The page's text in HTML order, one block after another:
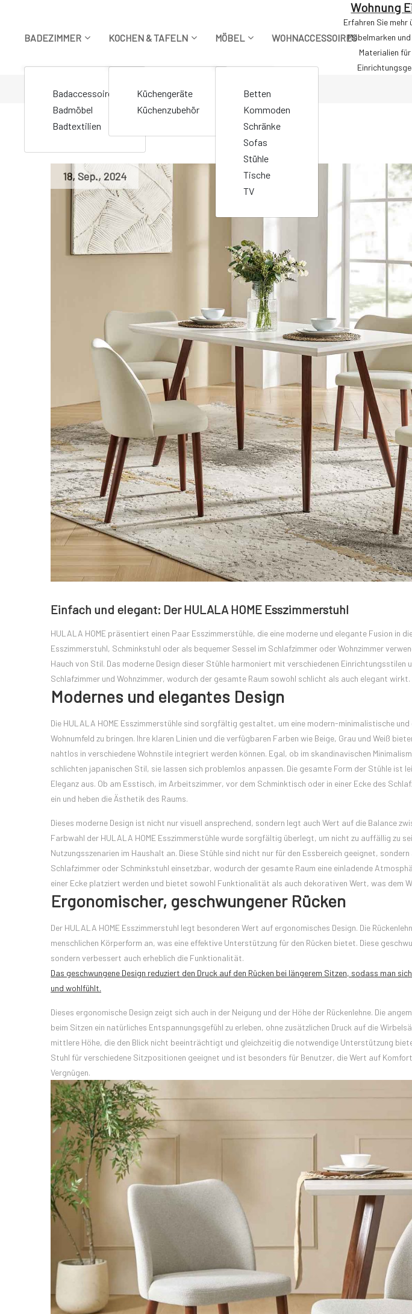
BADEZIMMER
Badaccessoires
Badmöbel
Badtextilien
KOCHEN & TAFELN
Küchengeräte
Küchenzubehör
MÖBEL
Betten
Kommoden
Schränke
Sofas
Stühle
Tische
TV
WOHNACCESSOIRES
Wohnung
Erfahren Sie mehr
Möbelmarken
Materialien
STARTSEITE > Markierte Beiträge "HULALA HOME"
18, Sep.,2024
Einfach und elegant: Der HULALA HOME Esszimmerstuhl
HULALA HOME präsentiert einen Paar Esszimmerstühle, die eine moderne und elegante Fusion in
Esszimmerstuhl, Schminkstuhl oder als bequemer Sessel im Schlafzimmer oder Wohnzimmer
Hauch von Stil. Das moderne Design dieser Stühle harmoniert mit verschiedenen Einrichtungsstilen
Schlafzimmer und Wohnzimmer, wodurch der gesamte Raum sowohl schlicht als auch elegant wirkt.
Modernes und elegantes Design
Die HULALA HOME Esszimmerstühle sind sorgfältig gestaltet, um eine modern-minimalistische
Wohnumfeld zu bringen. Ihre klaren Linien und die verfügbaren Farben wie Beige, Grau und Weiß
nahtlos in verschiedene Wohnstile integriert werden können. Egal, ob im skandinavischen
schlichten japanischen Stil, sie lassen sich problemlos anpassen. Die gesamte Form der Stühle ist
Eleganz aus. Ob am Esstisch, im Arbeitszimmer, vor dem Schminktisch oder in einer Ecke des
ein und heben die Ästhetik des Raums.
Dieses moderne Design ist nicht nur visuell ansprechend, sondern legt auch Wert auf die Balance
Farbwahl der HULALA HOME Esszimmerstühle wurde sorgfältig überlegt, um nicht zu auffällig zu
Nutzungsszenarien im Haushalt an. Diese Stühle sind nicht nur für den Essbereich geeignet,
Schlafzimmer oder Schminkstuhl einsetzbar, wodurch der gesamte Raum eine einladende
einer Ecke platziert werden und bietet sowohl Funktionalität als auch dekorativen Wert, was dem
Ergonomischer, geschwungener Rücken
Der HULALA HOME Esszimmerstuhl legt besonderen Wert auf ergonomisches Design. Die
menschlichen Körperform an, was eine effektive Unterstützung für den Rücken bietet. Diese
sondern verbessert auch erheblich die Funktionalität.
Das geschwungene Design reduziert den Druck auf den Rücken bei längerem Sitzen, sodass man
und wohlfühlt.
Dieses ergonomische Design zeigt sich auch in der Neigung und der Höhe der Rückenlehne. Die
beim Sitzen ein natürliches Entspannungsgefühl zu erleben, ohne zusätzlichen Druck auf die
mittlere Höhe, die den Blick nicht beeinträchtigt und gleichzeitig die notwendige Unterstützung
Stuhl für verschiedene Sitzpositionen geeignet und ist besonders für Benutzer, die Wert auf
Vergnügen.